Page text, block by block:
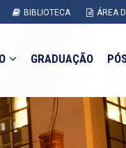
BIBLIOTECA ÁREA
GRADUAÇÃO